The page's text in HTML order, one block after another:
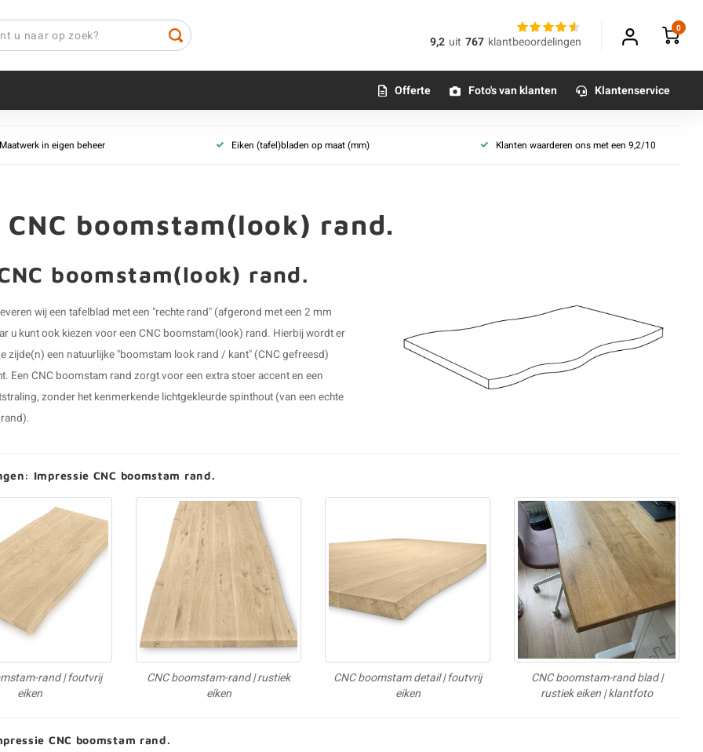
9,2 uit 767 klantbeoordelingen
0
Offerte Foto's van klanten Klantenservice
Maatwerk in eigen beheer Eiken (tafel)bladen op maat (mm) Klanten waarderen ons met een 9,2/10
CNC boomstam(look) rand.
boomstam(look) rand.
wij een tafelblad met een "rechte rand" (afgerond met een 2 mm
u kunt ook kiezen voor een CNC boomstam(look) rand. Hierbij wordt er
zijde(n) een natuurlijke "boomstam look rand / kant" (CNC gefreesd)
Een CNC boomstam rand zorgt voor een extra stoer accent en een
zonder het kenmerkende lichtgekleurde spinthout (van een echte
Impressie CNC boomstam rand.
rand | foutvrij
eiken
CNC boomstam-rand | rustiek
eiken
CNC boomstam detail | foutvrij
eiken
CNC boomstam-rand blad |
rustiek eiken | klantfoto
CNC boomstam rand.